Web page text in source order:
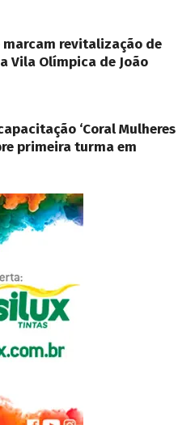
marcam revitalização de
Vila Olímpica de João
‘Coral Mulheres
primeira turma em